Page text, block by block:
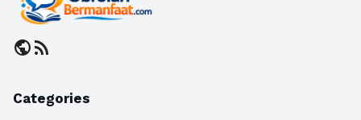
publicrss_feed
Categories